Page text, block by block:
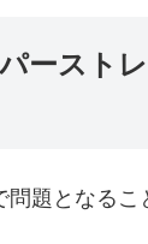
ースト
問題となるこ